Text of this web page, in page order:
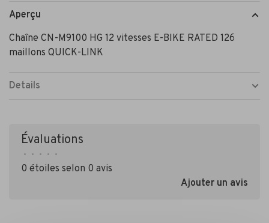
Aperçu
Chaîne CN-M9100 HG 12 vitesses E-BIKE RATED 126
maillons QUICK-LINK
Details
Évaluations
• • • • •
0 étoiles selon 0 avis
Ajouter un avis